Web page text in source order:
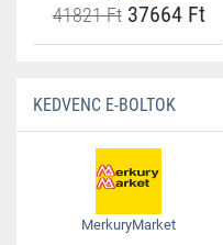
41821 Ft37664 Ft
KEDVENC E-BOLTOK
MerkuryMarket